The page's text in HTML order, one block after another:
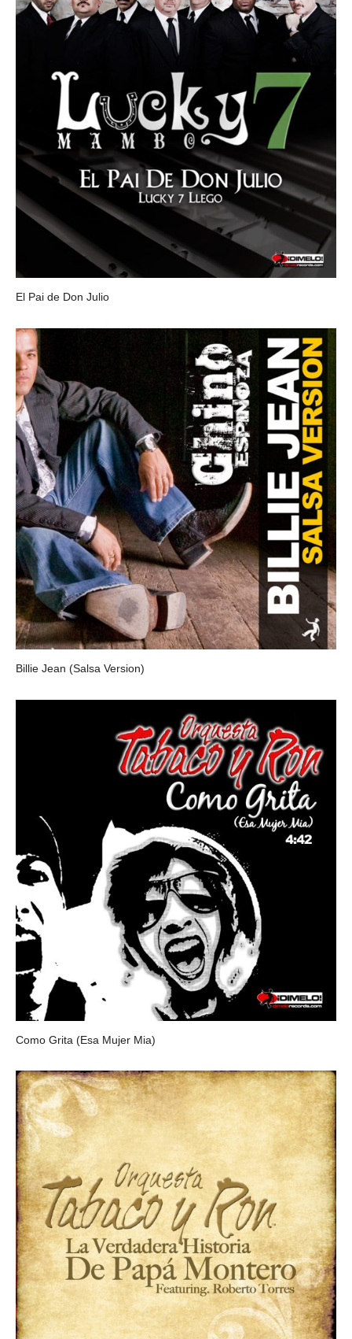
El Pai de Don Julio
LUCKY 7 MAMBO
Billie Jean (Salsa Version)
CHINO ESPINOZA Y LOS DUEÑOS DEL SON
Como Grita (Esa Mujer Mia)
ORQUESTA TABACO Y RON